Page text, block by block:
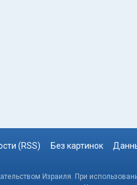
(RSS) Без картинок
Израиля. При